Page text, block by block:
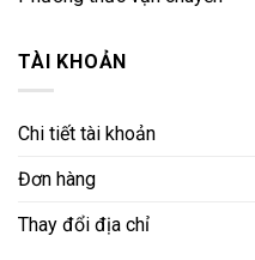
TÀI KHOẢN
Chi tiết tài khoản
Đơn hàng
Thay đổi địa chỉ